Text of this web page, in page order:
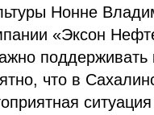
Нонне
«Эксон
поддерживать
что в